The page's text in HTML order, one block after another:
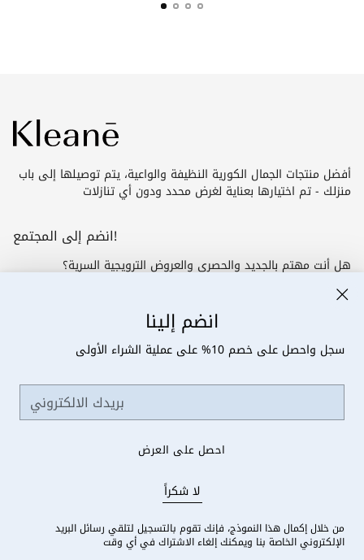
انضم إلينا
سجل واحصل على خصم 10% على عملية الشراء الأولى
بريدك
الالكتروني
احصل على العرض
ًلا شكرا
من خلال إكمال هذا النموذج، فإنك تقوم بالتسجيل لتلقي رسائل البريد
الإلكتروني الخاصة بنا ويمكنك إلغاء الاشتراك في أي وقت
أفضل منتجات الجمال الكورية النظيفة والواعية، يتم توصيلها إلى باب
منزلك - تم اختيارها بعناية لغرض محدد ودون أي تنازلات
يتعلم أكثر
انضم إلى المجتمع!
هل أنت مهتم بالجديد والحصري والعروض الترويجية السرية؟
حقوق الطبع والنشر © 2026,Kleanē